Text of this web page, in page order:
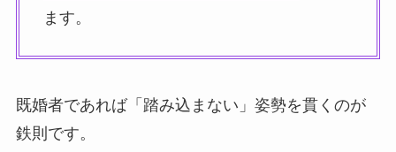
ます。
既婚者であれば「踏み込まない」姿勢を貫くのが
鉄則です。